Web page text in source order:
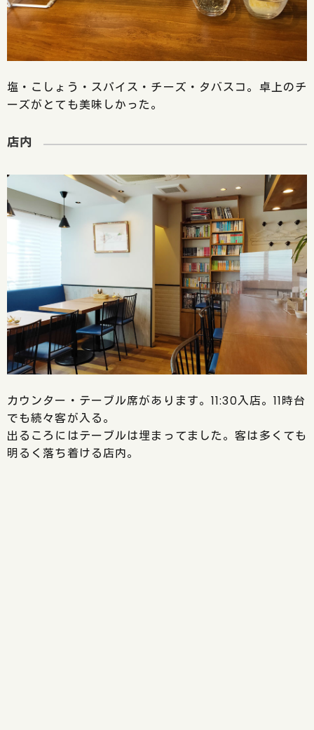
塩・こしょう・スパイス・チーズ・タバスコ。卓上のチ
ーズがとても美味しかった。
店内
カウンター・テーブル席があります。11:30入店。11時台
でも続々客が入る。
出るころにはテーブルは埋まってました。客は多くても
明るく落ち着ける店内。